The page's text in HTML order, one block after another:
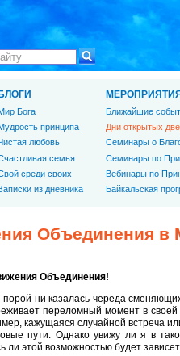
Объединения в
Объединения!
ни казалась череда
переломный момент в
кажущаяся случайной встреча
пути. Однако увижу ли я в
ли этой возможностью будет
БЛОГИ
Бога
принципа
любовь
семья
среди своих
из дневника
МЕРОПРИЯТИЯ
Ближайшие
Дни открытых
Семинары о
Семинары по
Вебинары по
Байкальская